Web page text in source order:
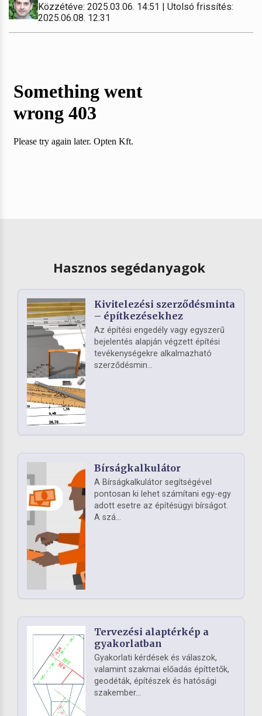
Közzétéve: 2025.03.06. 14:51 | Utolsó frissítés:
2025.06.08. 12:31
Hasznos segédanyagok
Kivitelezési szerződésminta
– építkezésekhez
Az építési engedély vagy egyszerű
bejelentés alapján végzett építési
tevékenységekre alkalmazható
szerződésmin...
Bírságkalkulátor
A Bírságkalkulátor segítségével
pontosan ki lehet számítani egy-egy
adott esetre az építésügyi bírságot.
A szá...
Tervezési alaptérkép a
gyakorlatban
Gyakorlati kérdések és válaszok,
valamint szakmai előadás építtetők,
geodéták, építészek és hatósági
szakember...